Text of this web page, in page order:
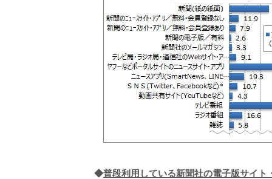
◆普段利用している新聞社の電子版サイト